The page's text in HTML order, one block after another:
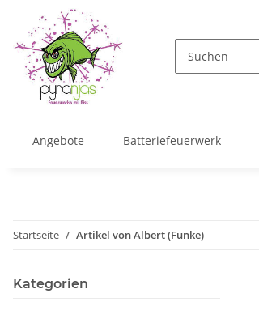
Angebote Batteriefeuerwerk
Startseite Artikel von Albert (Funke)
Kategorien